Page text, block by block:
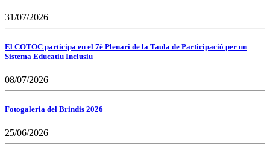
31/07/2026
El COTOC participa en el 7è Plenari de la Taula de Participació per un
Sistema Educatiu Inclusiu
08/07/2026
Fotogaleria del Brindis 2026
25/06/2026